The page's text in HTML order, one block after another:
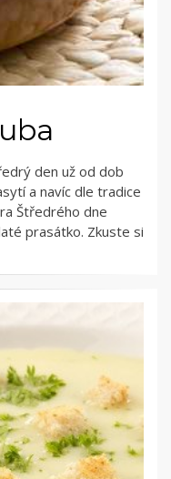
den už od dob
a navíc dle tradice
Štředrého dne
prasátko. Zkuste si